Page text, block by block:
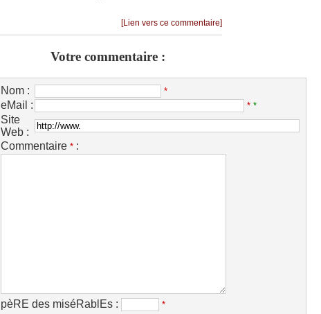
[Lien vers ce commentaire]
Votre commentaire :
Nom : *
eMail : * *
Site
Web :
Commentaire * :
pèRE des miséRablEs :
*